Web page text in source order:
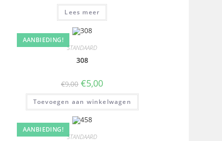
Lees meer
AANBIEDING!
STANDAARD
308
€9,00 €5,00
Toevoegen aan winkelwagen
AANBIEDING!
STANDAARD